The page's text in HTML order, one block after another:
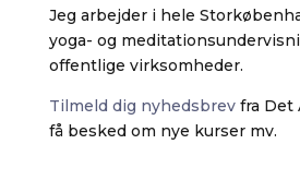
Jeg arbejder i hele
yoga- og
offentlige virksomheder.
Tilmeld dig nyhedsbrevfra Det
få besked om nye kurser mv.